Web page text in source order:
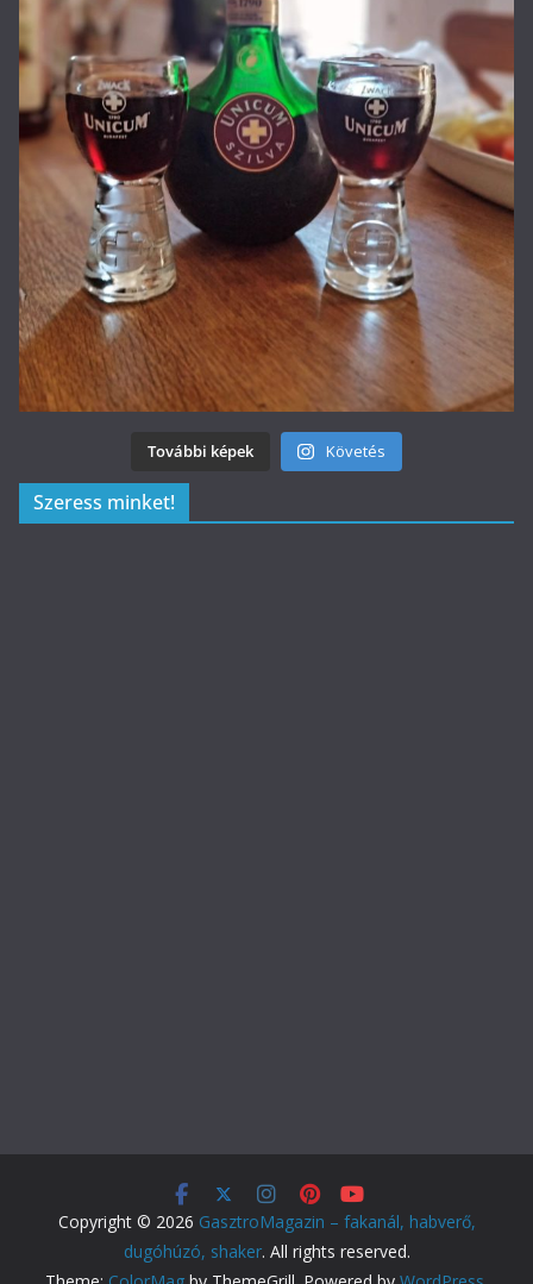
További képek Követés
Szeress minket!
Copyright © 2026 GasztroMagazin – fakanál, habverő,
dugóhúzó, shaker. All rights reserved.